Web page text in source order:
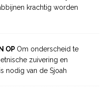
krachtig worden
OP Om onderscheid te
zuivering en
nodig van de Sjoah